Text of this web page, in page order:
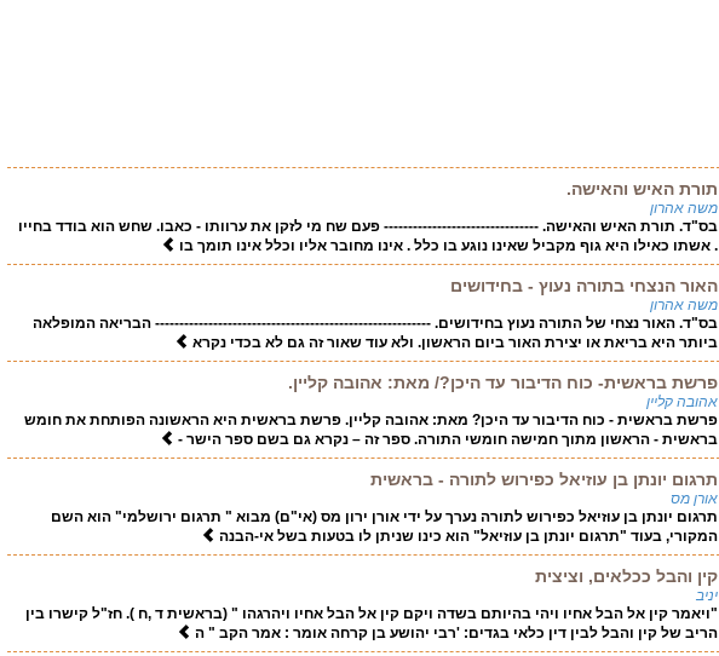
תורת האיש והאישה.
משה אהרון
בס"ד. תורת האיש והאישה. -------------------------------- פעם שח מי לזקן את ערוותו - כאבו. שחש הוא בודד בחייו
. אשתו כאילו היא גוף מקביל שאינו נוגע בו כלל . אינו מחובר אליו וכלל אינו תומך בו
האור הנצחי בתורה נעוץ - בחידושים
משה אהרון
בס"ד. האור נצחי של התורה נעוץ בחידושים. --------------------------------------------------------- הבריאה המופלאה
ביותר היא בריאת או יצירת האור ביום הראשון. ולא עוד שאור זה גם לא בכדי נקרא
פרשת בראשית- כוח הדיבור עד היכן?/ מאת: אהובה קליין.
אהובה קליין
פרשת בראשית - כוח הדיבור עד היכן? מאת: אהובה קליין. פרשת בראשית היא הראשונה הפותחת את חומש
בראשית - הראשון מתוך חמישה חומשי התורה. ספר זה – נקרא גם בשם ספר הישר -
תרגום יונתן בן עוזיאל כפירוש לתורה - בראשית
אורן מס
תרגום יונתן בן עוזיאל כפירוש לתורה נערך על ידי אורן ירון מס (אי"ם) מבוא " תרגום ירושלמי" הוא השם
המקורי, בעוד "תרגום יונתן בן עוזיאל" הוא כינו שניתן לו בטעות בשל אי-הבנה
קין והבל ככלאים, וציצית
יניב
"ויאמר קין אל הבל אחיו ויהי בהיותם בשדה ויקם קין אל הבל אחיו ויהרגהו " (בראשית ד ,ח ). חז"ל קישרו בין
הריב של קין והבל לבין דין כלאי בגדים: 'רבי יהושע בן קרחה אומר : אמר הקב " ה